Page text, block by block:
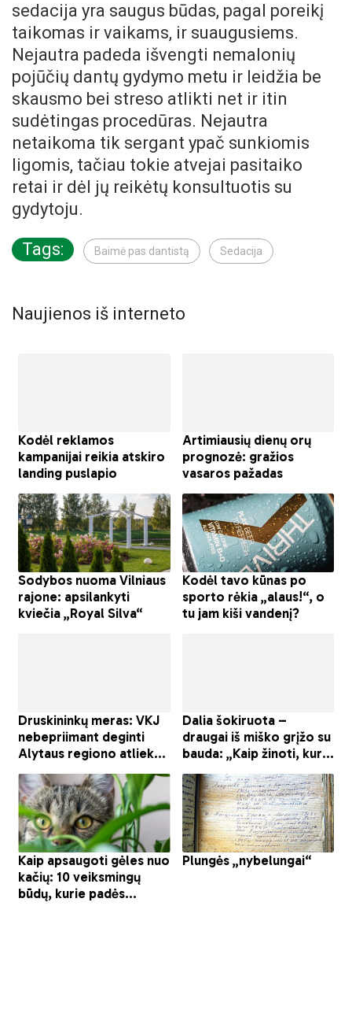
sedacija yra saugus būdas, pagal poreikį
taikomas ir vaikams, ir suaugusiems.
Nejautra padeda išvengti nemalonių
pojūčių dantų gydymo metu ir leidžia be
skausmo bei streso atlikti net ir itin
sudėtingas procedūras. Nejautra
netaikoma tik sergant ypač sunkiomis
ligomis, tačiau tokie atvejai pasitaiko
retai ir dėl jų reikėtų konsultuotis su
gydytoju.
Tags: Baimė pas dantistą Sedacija
Naujienos iš interneto